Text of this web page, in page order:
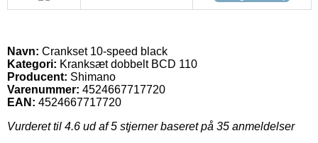
Navn: Crankset 10-speed black
Kategori: Kranksæt dobbelt BCD 110
Producent: Shimano
Varenummer: 4524667717720
EAN: 4524667717720
Vurderet til 4.6 ud af 5 stjerner baseret på 35 anmeldelser